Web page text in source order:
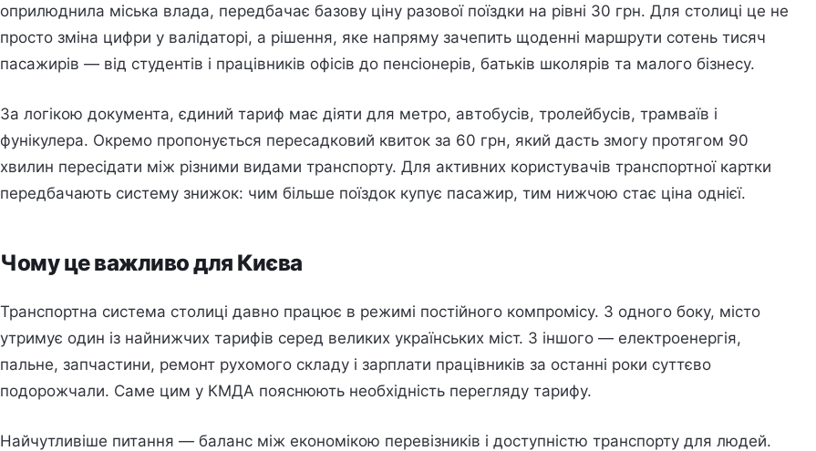
оприлюднила міська влада, передбачає базову ціну разової поїздки на рівні 30 грн. Для столиці це не
просто зміна цифри у валідаторі, а рішення, яке напряму зачепить щоденні маршрути сотень тисяч
пасажирів — від студентів і працівників офісів до пенсіонерів, батьків школярів та малого бізнесу.
За логікою документа, єдиний тариф має діяти для метро, автобусів, тролейбусів, трамваїв і
фунікулера. Окремо пропонується пересадковий квиток за 60 грн, який дасть змогу протягом 90
хвилин пересідати між різними видами транспорту. Для активних користувачів транспортної картки
передбачають систему знижок: чим більше поїздок купує пасажир, тим нижчою стає ціна однієї.
Чому це важливо для Києва
Транспортна система столиці давно працює в режимі постійного компромісу. З одного боку, місто
утримує один із найнижчих тарифів серед великих українських міст. З іншого — електроенергія,
пальне, запчастини, ремонт рухомого складу і зарплати працівників за останні роки суттєво
подорожчали. Саме цим у КМДА пояснюють необхідність перегляду тарифу.
Найчутливіше питання — баланс між економікою перевізників і доступністю транспорту для людей.